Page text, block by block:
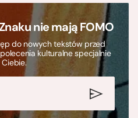
nie mają FOMO
do nowych tekstów przed
kulturalne specjalnie